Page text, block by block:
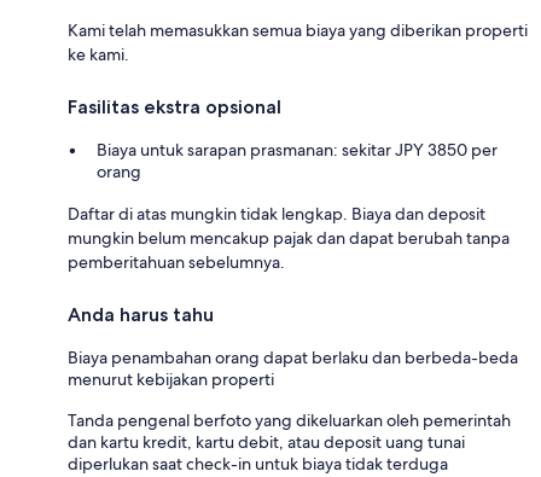
Kami telah memasukkan semua biaya yang diberikan properti
ke kami.
Fasilitas ekstra opsional
Biaya untuk sarapan prasmanan: sekitar JPY 3850 per
orang
Daftar di atas mungkin tidak lengkap. Biaya dan deposit
mungkin belum mencakup pajak dan dapat berubah tanpa
pemberitahuan sebelumnya.
Anda harus tahu
Biaya penambahan orang dapat berlaku dan berbeda-beda
menurut kebijakan properti
Tanda pengenal berfoto yang dikeluarkan oleh pemerintah
dan kartu kredit, kartu debit, atau deposit uang tunai
diperlukan saat check-in untuk biaya tidak terduga